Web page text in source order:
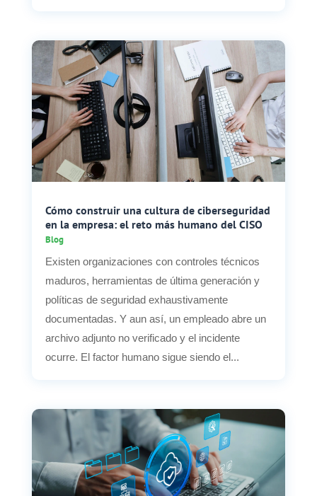
Cómo construir una cultura de ciberseguridad
en la empresa: el reto más humano del CISO
Blog
Existen organizaciones con controles técnicos
maduros, herramientas de última generación y
políticas de seguridad exhaustivamente
documentadas. Y aun así, un empleado abre un
archivo adjunto no verificado y el incidente
ocurre. El factor humano sigue siendo el...